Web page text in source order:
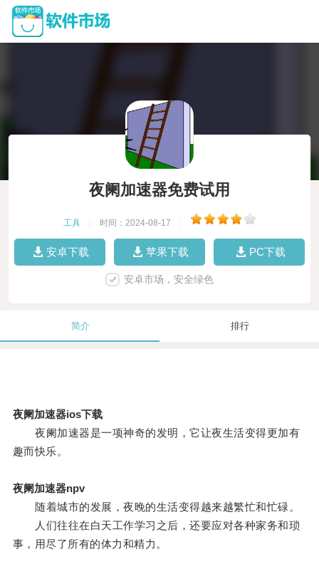
夜阑加速器免费试用
工具 时间：2024-08-17
安卓下载 苹果下载 PC下载
安卓市场，安全绿色
简介 排行
夜阑加速器ios下载
夜阑加速器是一项神奇的发明，它让夜生活变得更加有
趣而快乐。
夜阑加速器npv
随着城市的发展，夜晚的生活变得越来越繁忙和忙碌。
人们往往在白天工作学习之后，还要应对各种家务和琐
事，用尽了所有的体力和精力。